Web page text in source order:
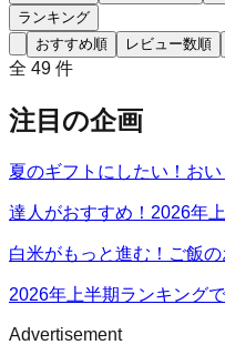
ランキング
おすすめ順
レビュー数順
全 49 件
注目の企画
夏のギフトにしたい！お
達人がおすすめ！2026年
白米がもっと進む！ご飯
2026年上半期ランキング
Advertisement